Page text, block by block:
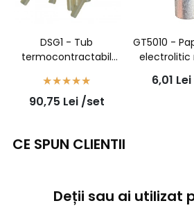
DSG1 - Tub
termocontractabil
- 6/1,4 - set 100
bucati
90,75 Lei /set
GT5010 -
electrolitic
cu gaura
pentru fir
6,01 Lei
CE SPUN CLIENTII
Deții sau ai utilizat